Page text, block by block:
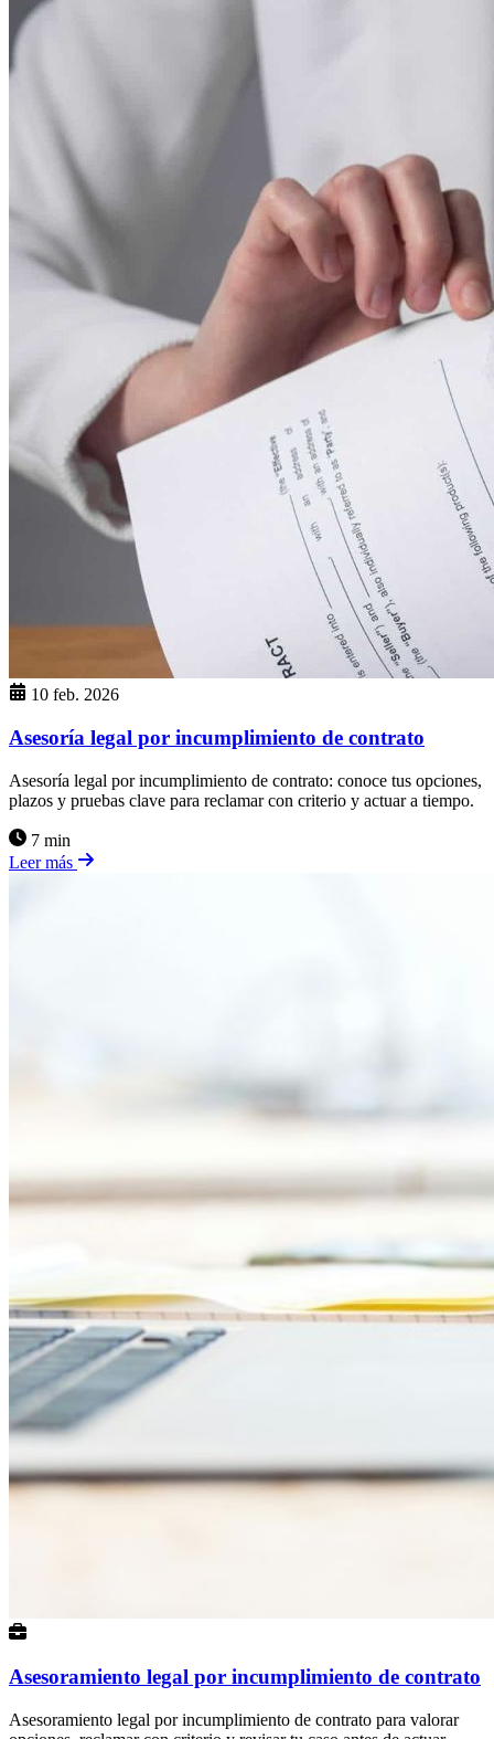
10 feb. 2026
Asesoría legal por incumplimiento de contrato
Asesoría legal por incumplimiento de contrato: conoce tus opciones,
plazos y pruebas clave para reclamar con criterio y actuar a tiempo.
7 min
Leer más
Asesoramiento legal por incumplimiento de contrato
Asesoramiento legal por incumplimiento de contrato para valorar